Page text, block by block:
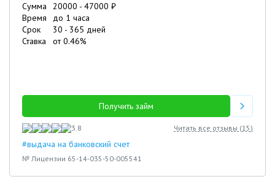
Сумма 20000 - 47000 ₽
Время
до 1 часа
Срок
30 - 365 дней
Ставка
от0.46%
Получить займ
3.8 Читать все отзывы (15)
#выдача на банковский счет
№ Лицензии 65-14-035-50-005541